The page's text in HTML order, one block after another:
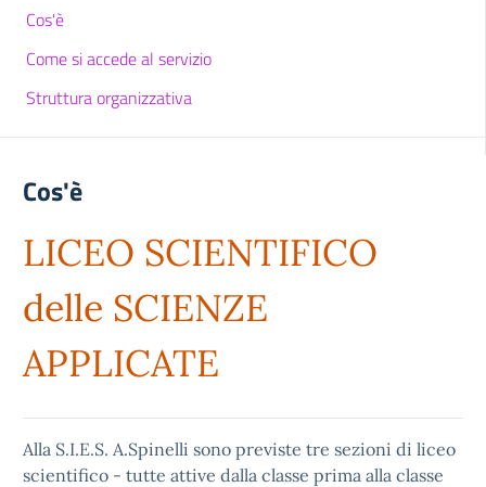
Cos'è
Come si accede al servizio
Struttura organizzativa
Cos'è
LICEO SCIENTIFICO
delle SCIENZE
APPLICATE
Alla S.I.E.S. A.Spinelli sono previste tre sezioni di liceo
scientifico - tutte attive dalla classe prima alla classe